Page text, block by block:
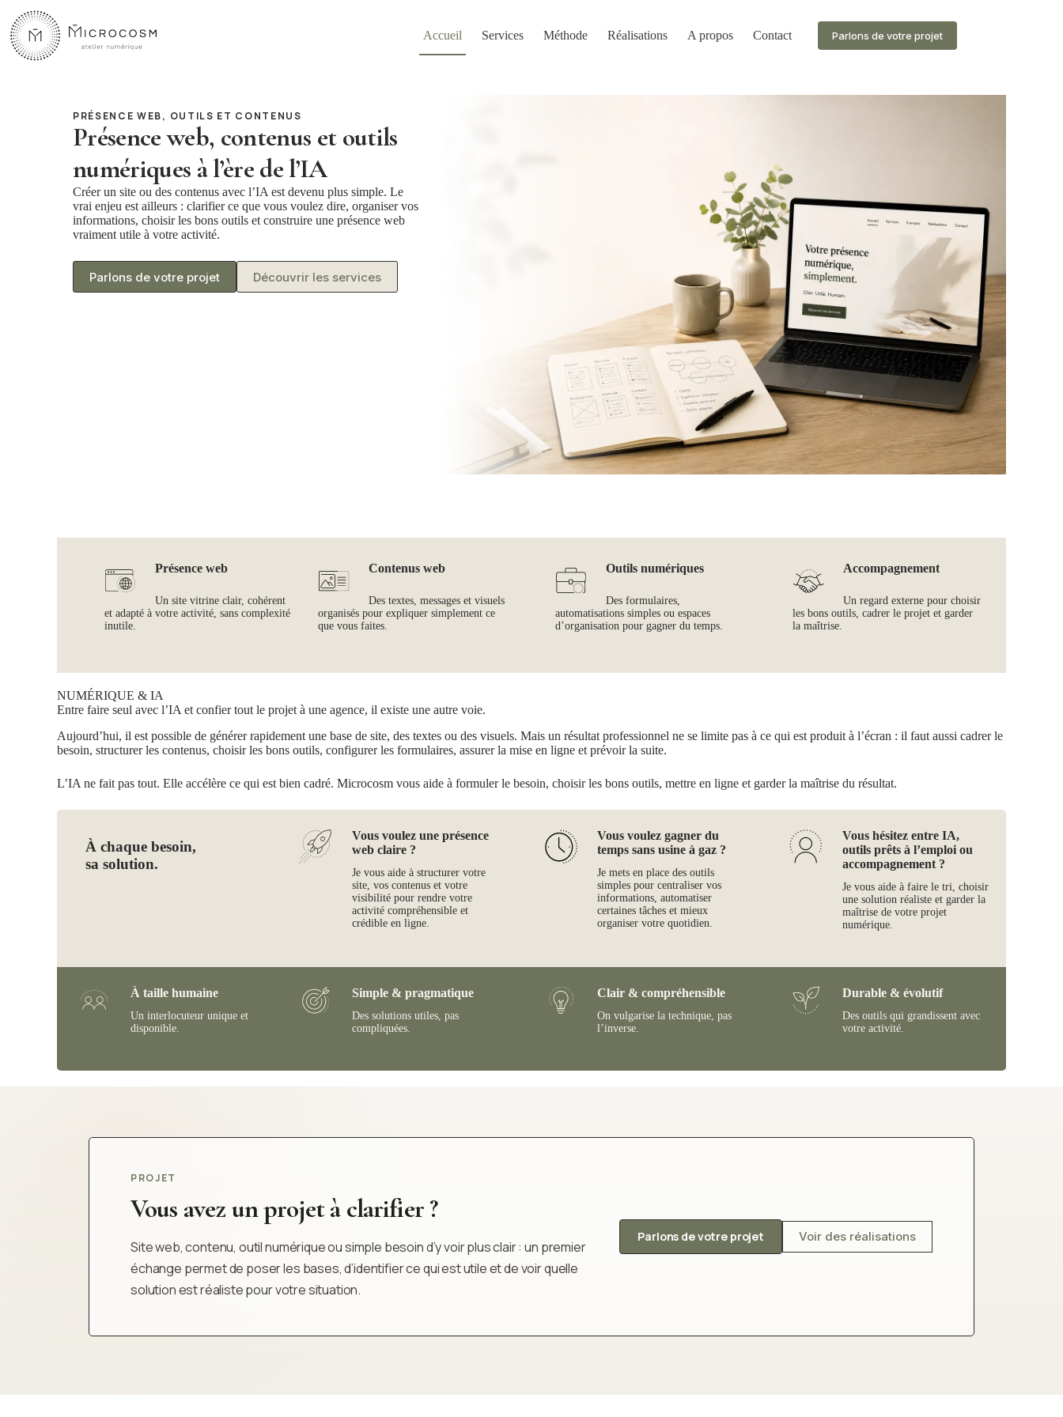
contenu
Accueil Services Méthode Réalisations A propos Contact Parlons de votre projet
PRÉSENCE WEB, OUTILS ET CONTENUS
Présence web, contenus et outils
numériques à l’ère de l’IA
Créer un site ou des contenus avec l’IA est devenu plus simple. Le
vrai enjeu est ailleurs : clarifier ce que vous voulez dire, organiser vos
informations, choisir les bons outils et construire une présence web
vraiment utile à votre activité.
Parlons de votre projet Découvrir les services
Présence web
Un site vitrine clair, cohérent
et adapté à votre activité, sans complexité
inutile.
Contenus web
Des textes, messages et visuels
organisés pour expliquer simplement ce
que vous faites.
Outils numériques
Des formulaires,
automatisations simples ou espaces
d’organisation pour gagner du temps.
Accompagnement
Un regard externe pour choisir
les bons outils, cadrer le projet et garder
la maîtrise.
NUMÉRIQUE & IA
Entre faire seul avec l’IA et confier tout le projet à une agence, il existe une autre voie.
Aujourd’hui, il est possible de générer rapidement une base de site, des textes ou des visuels. Mais un résultat professionnel ne se limite pas à ce qui est produit à l’écran : il faut aussi cadrer le
besoin, structurer les contenus, choisir les bons outils, configurer les formulaires, assurer la mise en ligne et prévoir la suite.
L’IA ne fait pas tout. Elle accélère ce qui est bien cadré. Microcosm vous aide à formuler le besoin, choisir les bons outils, mettre en ligne et garder la maîtrise du résultat.
À chaque besoin,
sa solution.
Vous voulez une présence
web claire ?
Je vous aide à structurer votre
site, vos contenus et votre
visibilité pour rendre votre
activité compréhensible et
crédible en ligne.
Vous voulez gagner du
temps sans usine à gaz ?
Je mets en place des outils
simples pour centraliser vos
informations, automatiser
certaines tâches et mieux
organiser votre quotidien.
Vous hésitez entre IA,
outils prêts à l’emploi ou
accompagnement ?
Je vous aide à faire le tri, choisir
une solution réaliste et garder la
maîtrise de votre projet
numérique.
À taille humaine
Un interlocuteur unique et
disponible.
Simple & pragmatique
Des solutions utiles, pas
compliquées.
Clair & compréhensible
On vulgarise la technique, pas
l’inverse.
Durable & évolutif
Des outils qui grandissent avec
votre activité.
PROJET
Vous avez un projet à clarifier ?
Site web, contenu, outil numérique ou simple besoin d’y voir plus clair : un premier
échange permet de poser les bases, d’identifier ce qui est utile et de voir quelle
solution est réaliste pour votre situation.
Parlons de votre projet Voir des réalisations